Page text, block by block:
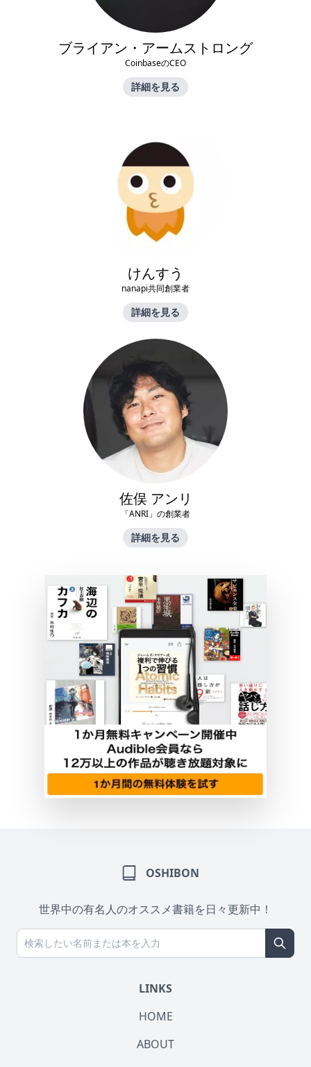
ブライアン・アームストロング
CoinbaseのCEO
詳細を見る
けんすう
nanapi共同創業者
詳細を見る
佐俣 アンリ
「ANRI」の創業者
詳細を見る
OSHIBON
世界中の有名人のオススメ書籍を日々更新中！
LINKS
HOME
ABOUT